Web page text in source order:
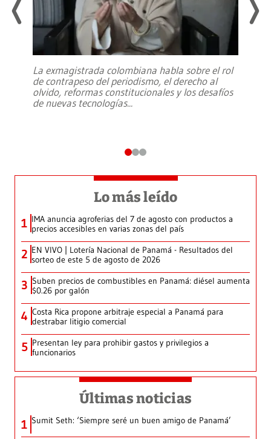
La exmagistrada colombiana habla sobre el rol
de contrapeso del periodismo, el derecho al
olvido, reformas constitucionales y los desafíos
de nuevas tecnologías...
Lo más leído
1 IMA anuncia agroferias del 7 de agosto con productos a
precios accesibles en varias zonas del país
2 EN VIVO | Lotería Nacional de Panamá - Resultados del
sorteo de este 5 de agosto de 2026
3 Suben precios de combustibles en Panamá: diésel aumenta
$0.26 por galón
4 Costa Rica propone arbitraje especial a Panamá para
destrabar litigio comercial
5 Presentan ley para prohibir gastos y privilegios a
funcionarios
Últimas noticias
1 Sumit Seth: ‘Siempre seré un buen amigo de Panamá’